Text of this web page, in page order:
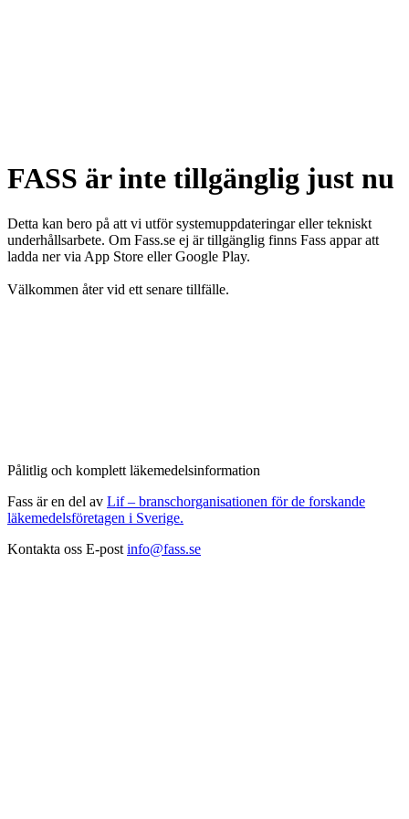
FASS är inte tillgänglig just nu
Detta kan bero på att vi utför systemuppdateringar eller tekniskt
underhållsarbete. Om Fass.se ej är tillgänglig finns Fass appar att
ladda ner via App Store eller Google Play.
Välkommen åter vid ett senare tillfälle.
Pålitlig och komplett läkemedelsinformation
Fass är en del av Lif – branschorganisationen för de forskande
läkemedelsföretagen i Sverige.
Kontakta oss E-post info@fass.se